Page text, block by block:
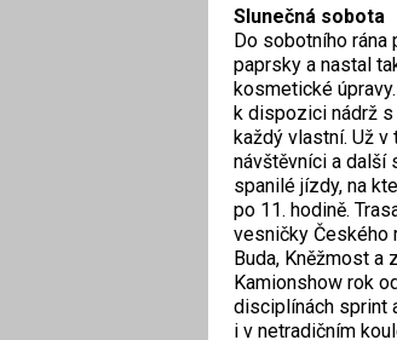
Slunečná sobota
Do sobotního
paprsky a nastal
kosmetické
k dispozici nádrž
každý vlastní. Už
návštěvníci a
spanilé jízdy, na
po 11. hodině.
vesničky Českého
Buda, Kněžmost a
Kamionshow rok
disciplínách sprint
i v netradičním